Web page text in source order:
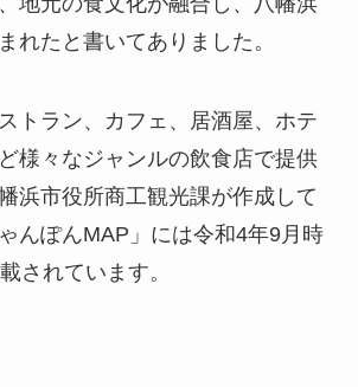
れたと書いてありました。
トラン、カフェ、居酒屋、ホテ
様々なジャンルの飲食店で提供
浜市役所商工観光課が作成して
んぽんMAP」には令和4年9月時
されています。